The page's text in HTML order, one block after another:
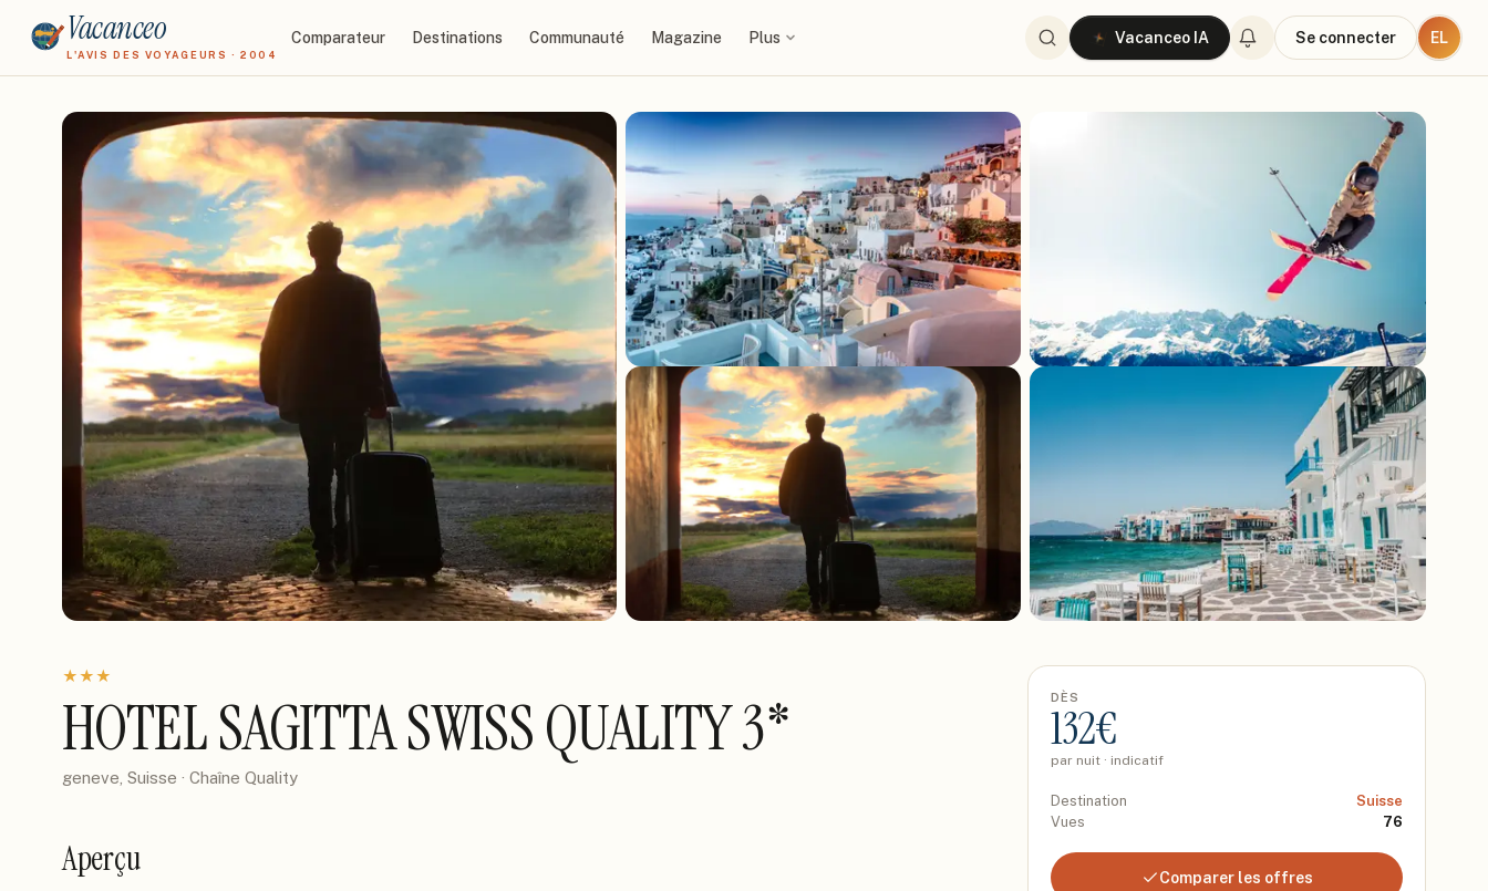
Vacanceo
L'AVIS DES VOYAGEURS · 2004
Comparateur Destinations Communauté Magazine Plus Vacanceo IA Se connecter EL
★★★
HOTEL SAGITTA SWISS QUALITY 3*
geneve, Suisse · Chaîne Quality
Aperçu
DÈS
132€
par nuit · indicatif
Destination
Suisse
Vues
76
Comparer les offres